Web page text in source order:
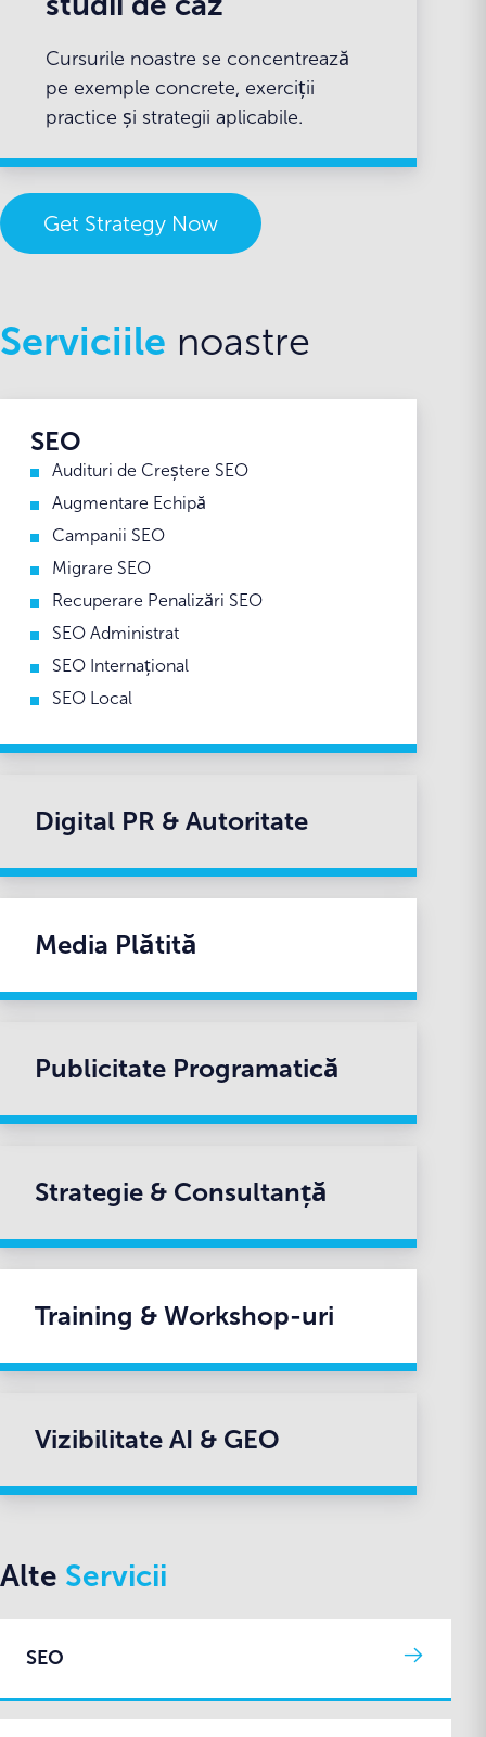
Cursurile noastre se concentrează
pe exemple concrete, exerciții
practice și strategii aplicabile.
Get Strategy Now
Serviciile noastre
SEO
Audituri de Creștere SEO
Augmentare Echipă
Campanii SEO
Migrare SEO
Recuperare Penalizări SEO
SEO Administrat
SEO Internațional
SEO Local
Digital PR & Autoritate
Media Plătită
Publicitate Programatică
Strategie & Consultanță
Training & Workshop-uri
Vizibilitate AI & GEO
Alte Servicii
SEO